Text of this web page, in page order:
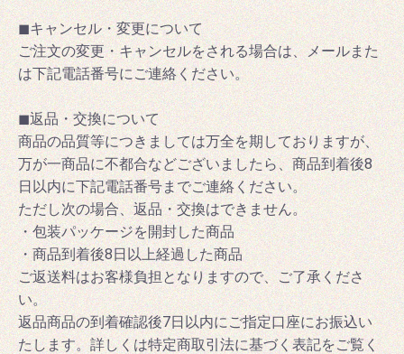
◼キャンセル・変更について
ご注文の変更・キャンセルをされる場合は、メールまた
は下記電話番号にご連絡ください。
◼返品・交換について
商品の品質等につきましては万全を期しておりますが、
万が一商品に不都合などございましたら、商品到着後8
日以内に下記電話番号までご連絡ください。
ただし次の場合、返品・交換はできません。
・包装パッケージを開封した商品
・商品到着後8日以上経過した商品
ご返送料はお客様負担となりますので、ご了承くださ
い。
返品商品の到着確認後7日以内にご指定口座にお振込い
たします。詳しくは特定商取引法に基づく表記をご覧く